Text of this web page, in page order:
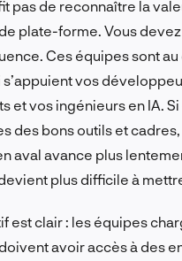
pas de reconnaître la
plate-forme. Vous
Ces équipes sont
s’appuient vos
et vos ingénieurs en IA.
des bons outils et
aval avance plus
plus difficile à
est clair : les équipes
avoir accès à des